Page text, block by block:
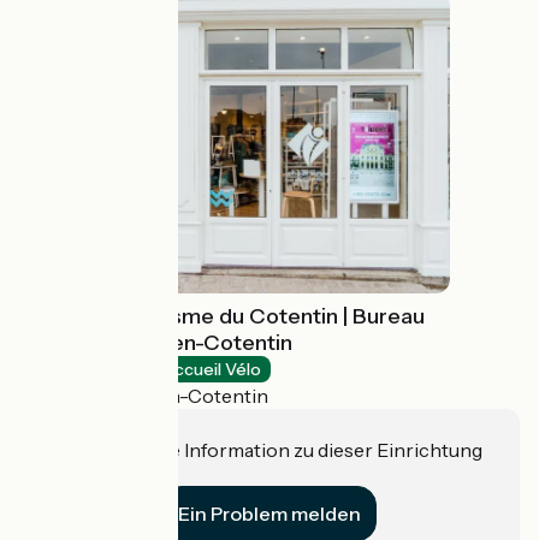
Office de Tourisme du Cotentin | Bureau
de Cherbourg-en-Cotentin
Accueil Vélo
Cherbourg-en-Cotentin
Haben Sie eine Information zu dieser Einrichtung
Ein Problem melden